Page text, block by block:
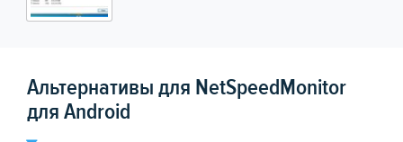
Альтернативы для NetSpeedMonitor
для Android